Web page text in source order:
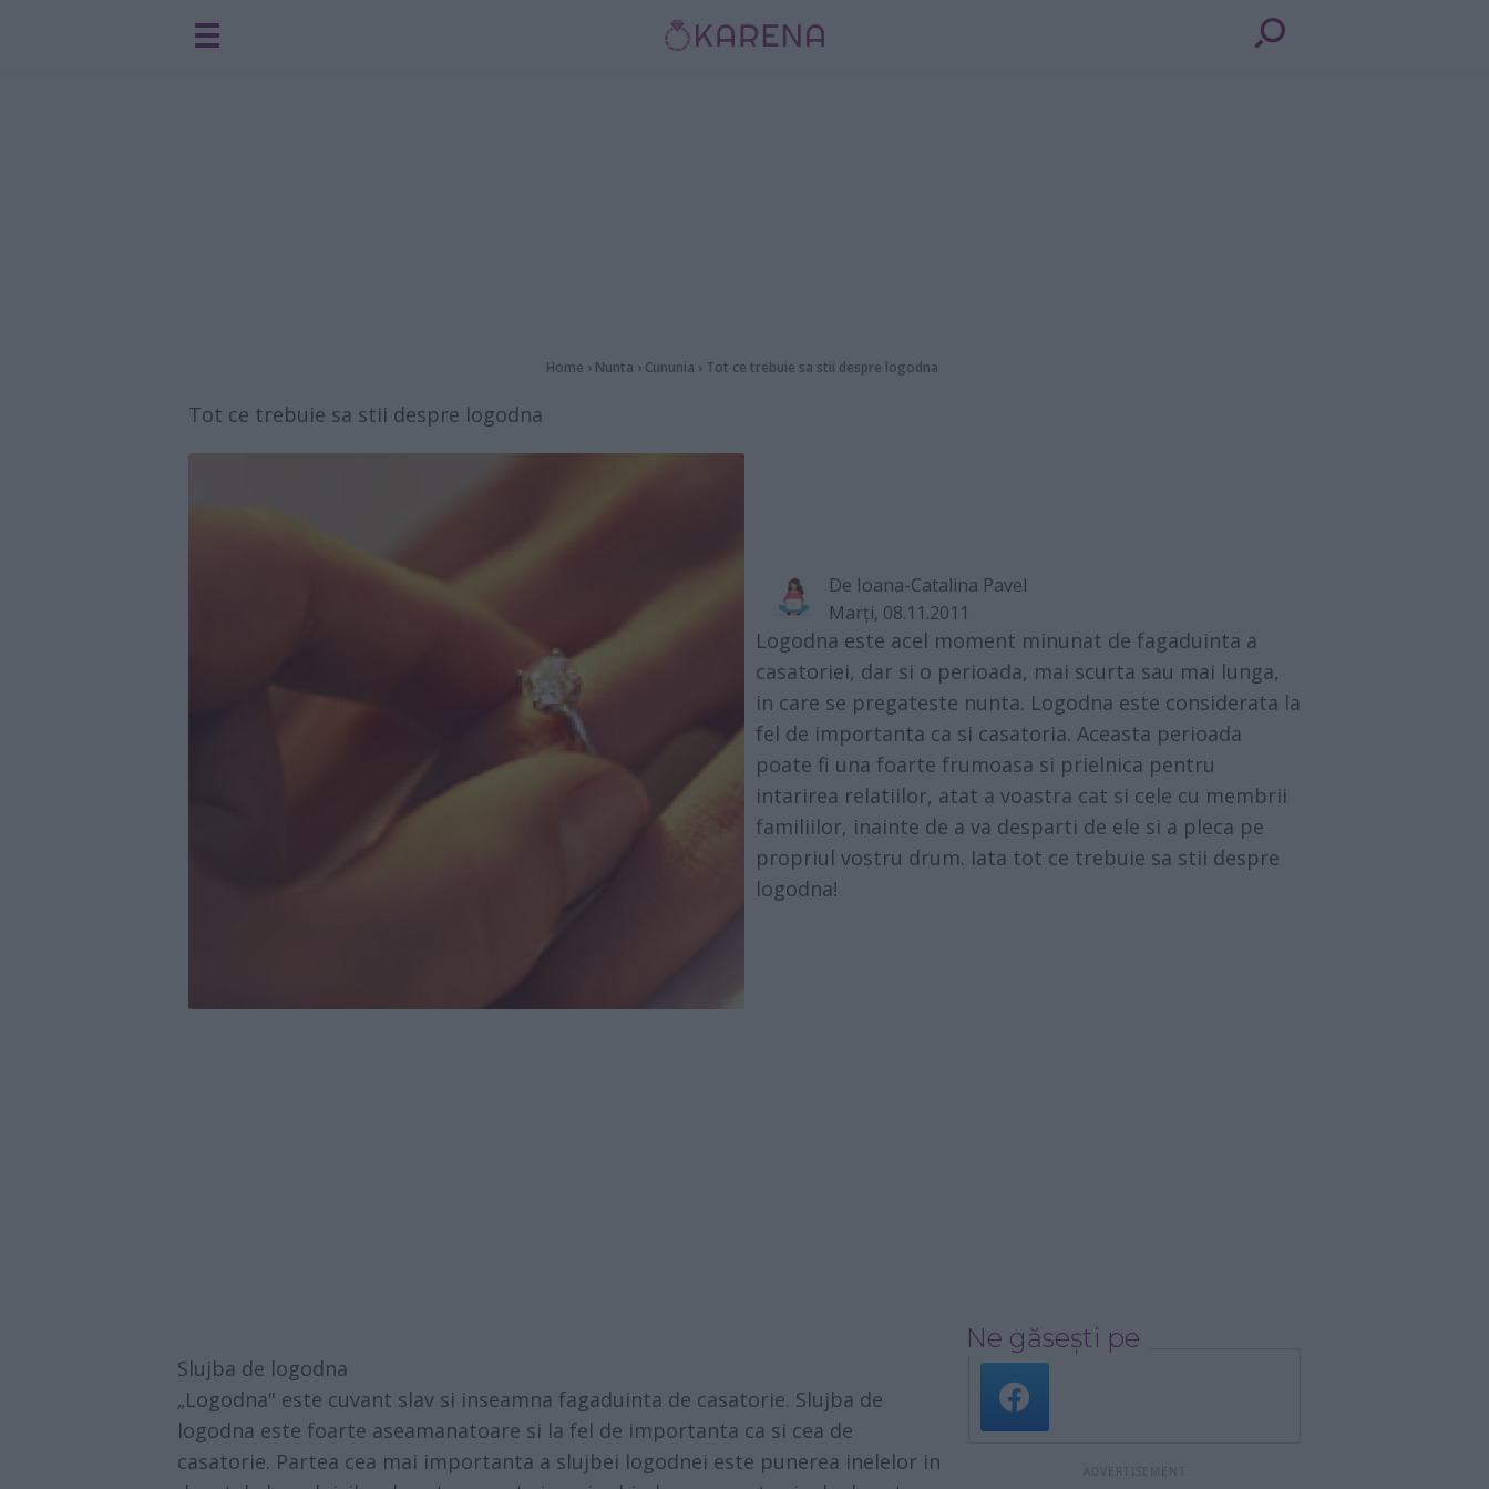
Home › Nunta › Cununia › Tot ce trebuie sa stii despre logodna
Tot ce trebuie sa stii despre logodna
De Ioana-Catalina Pavel
Marţi, 08.11.2011
Logodna este acel moment minunat de fagaduinta a
casatoriei, dar si o perioada, mai scurta sau mai lunga,
in care se pregateste nunta. Logodna este considerata la
fel de importanta ca si casatoria. Aceasta perioada
poate fi una foarte frumoasa si prielnica pentru
intarirea relatiilor, atat a voastra cat si cele cu membrii
familiilor, inainte de a va desparti de ele si a pleca pe
propriul vostru drum. Iata tot ce trebuie sa stii despre
logodna!
Slujba de logodna
„Logodna" este cuvant slav si inseamna fagaduinta de casatorie. Slujba de
logodna este foarte aseamanatoare si la fel de importanta ca si cea de
casatorie. Partea cea mai importanta a slujbei logodnei este punerea inelelor in
Ne găsești pe